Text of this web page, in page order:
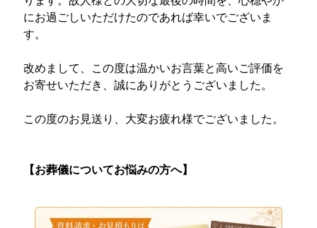
にお過ごしいただけたのであれば幸いでございま
す。
改めまして、この度は温かいお言葉と高いご評価を
お寄せいただき、誠にありがとうございました。
この度のお見送り、大変お疲れ様でございました。
【お葬儀についてお悩みの方へ】